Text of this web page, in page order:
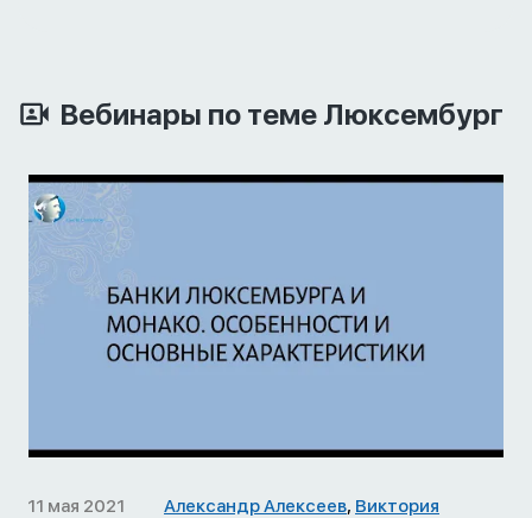
Вебинары по теме Люксембург
11 мая 2021 Александр Алексеев, Виктория